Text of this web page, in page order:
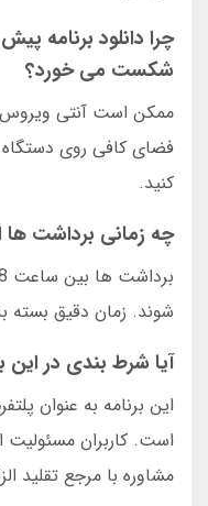
چرا دانلود برنامه
شکست می خورد؟
ممکن است آنتی ویروس
فضای کافی روی دستگاه
کنید.
چه زمانی برداشت
شوند. زمان دقیق
آیا شرط بندی در این
این برنامه به عنوان
است. کاربران مسئولیت
مشاوره با مرجع تقلید